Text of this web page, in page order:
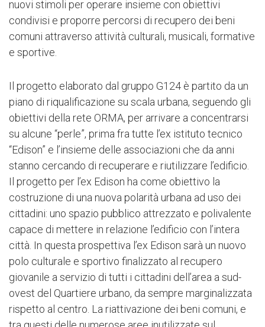
nuovi stimoli per operare insieme con obiettivi
condivisi e proporre percorsi di recupero dei beni
comuni attraverso attività culturali, musicali, formative
e sportive.
Il progetto elaborato dal gruppo G124 è partito da un
piano di riqualificazione su scala urbana, seguendo gli
obiettivi della rete ORMA, per arrivare a concentrarsi
su alcune “perle”, prima fra tutte l’ex istituto tecnico
“Edison” e l’insieme delle associazioni che da anni
stanno cercando di recuperare e riutilizzare l’edificio.
Il progetto per l’ex Edison ha come obiettivo la
costruzione di una nuova polarità urbana ad uso dei
cittadini: uno spazio pubblico attrezzato e polivalente
capace di mettere in relazione l’edificio con l’intera
città. In questa prospettiva l’ex Edison sarà un nuovo
polo culturale e sportivo finalizzato al recupero
giovanile a servizio di tutti i cittadini dell’area a sud-
ovest del Quartiere urbano, da sempre marginalizzata
rispetto al centro. La riattivazione dei beni comuni, e